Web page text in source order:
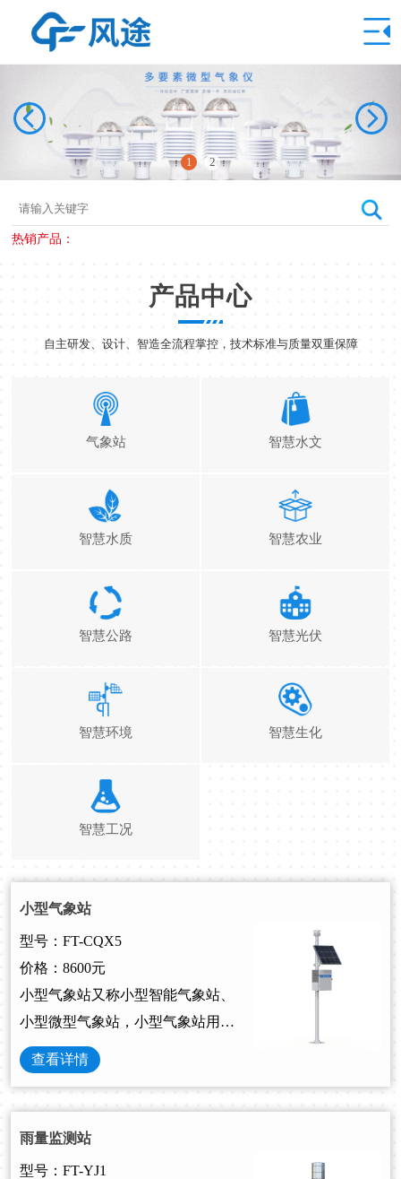
1 2
热销产品：
产品中心
自主研发、设计、智造全流程掌控，技术标准与质量双重保障
气象站 智慧水文
智慧水质 智慧农业
智慧公路 智慧光伏
智慧环境 智慧生化
智慧工况
小型气象站
型号：FT-CQX5
价格：8600元
小型气象站又称小型智能气象站、
小型微型气象站，小型气象站用来
监测环境变化，可对风速、风向、
温度、湿度、气压等气象要素进行
气象监测站。
查看详情
雨量监测站
型号：FT-YJ1